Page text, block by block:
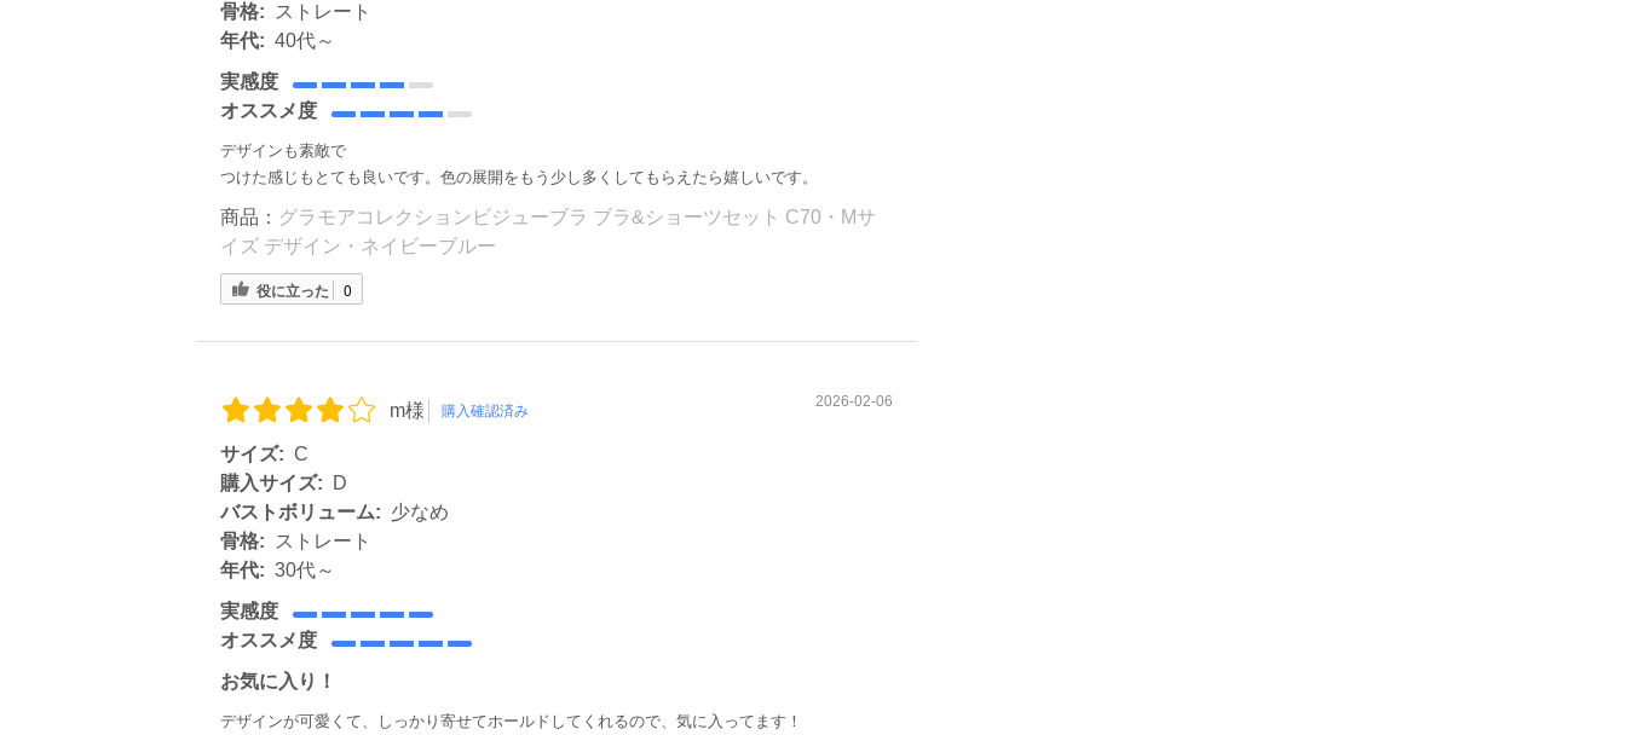
骨格:
ストレート
年代: 40代～
実感度
オススメ度
デザインも素敵で
つけた感じもとても良いです。色の展開をもう少し多くしてもらえたら嬉しいです。
商品： グラモアコレクションビジューブラ ブラ&ショーツセット C70・Mサ
イズ デザイン・ネイビーブルー
役に立った 0
m様 購入確認済み
2026-02-06
サイズ: C
購入サイズ:
D
バストボリューム: 少なめ
骨格:
ストレート
年代: 30代～
実感度
オススメ度
お気に入り！
デザインが可愛くて、しっかり寄せてホールドしてくれるので、気に入ってます！